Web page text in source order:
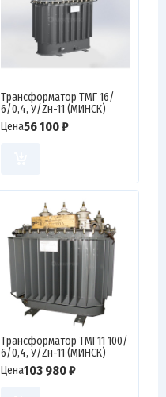
Трансформатор ТМГ 16/
6/0,4, У/Zн-11 (МИНСК)
Цена56 100 ₽
Трансформатор ТМГ11 100/
6/0,4, У/Zн-11 (МИНСК)
Цена103 980 ₽